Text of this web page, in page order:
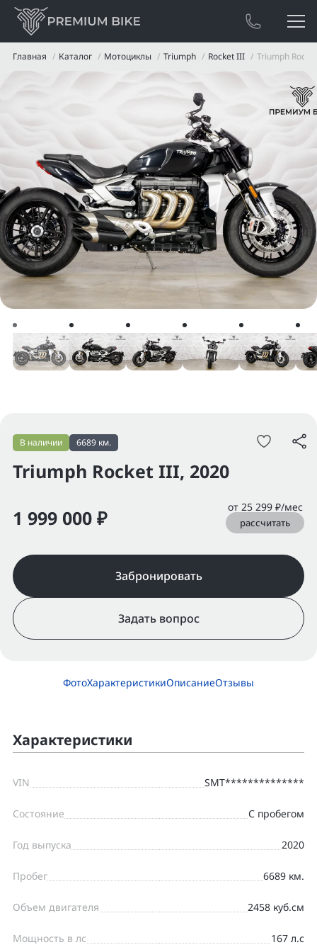
Главная Каталог Мотоциклы Triumph Rocket III Triumph
Triumph Rocket III, 2020
В наличии 6689 км.
1 999 000 ₽ от 25 299 ₽/мес
рассчитать
Забронировать
Задать вопрос
ФотоХарактеристикиОписаниеОтзывы
Характеристики
VIN SMT**************
Состояние С пробегом
Год выпуска 2020
Пробег 6689 км.
Объем двигателя 2458 куб.см
Мощность в лс 167 л.с